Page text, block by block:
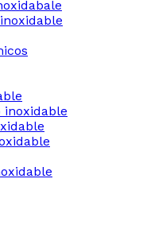
inoxidable